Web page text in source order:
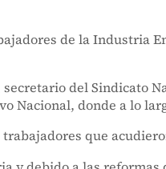
de la Industria
del Sindicato
Nacional, donde a lo
que